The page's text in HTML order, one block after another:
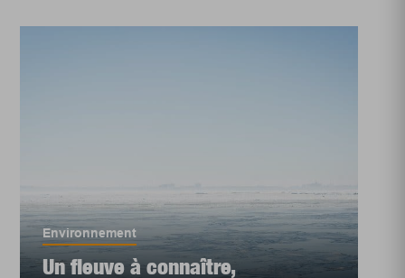
Environnement
Un fleuve à connaître,